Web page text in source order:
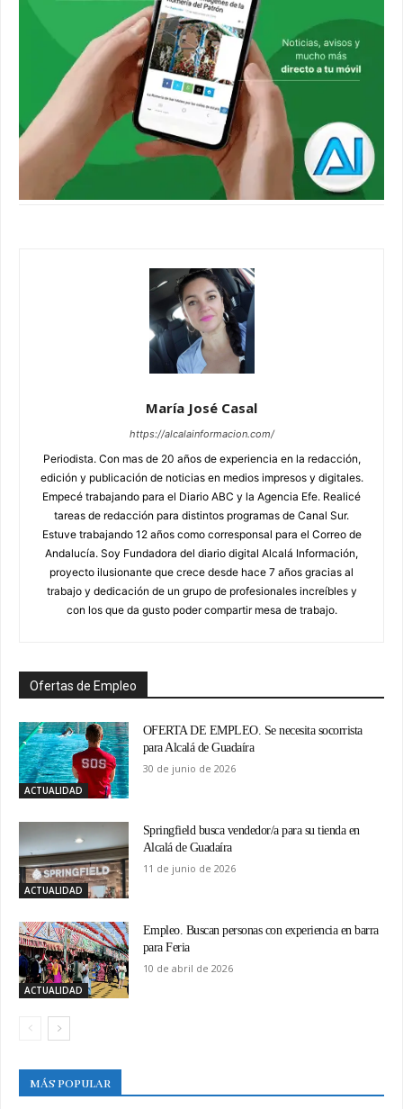
María José Casal
https://alcalainformacion.com/
Periodista. Con mas de 20 años de experiencia en la redacción,
edición y publicación de noticias en medios impresos y digitales.
Empecé trabajando para el Diario ABC y la Agencia Efe. Realicé
tareas de redacción para distintos programas de Canal Sur.
Estuve trabajando 12 años como corresponsal para el Correo de
Andalucía. Soy Fundadora del diario digital Alcalá Información,
proyecto ilusionante que crece desde hace 7 años gracias al
trabajo y dedicación de un grupo de profesionales increíbles y
con los que da gusto poder compartir mesa de trabajo.
Ofertas de Empleo
ACTUALIDAD
OFERTA DE EMPLEO. Se necesita socorrista
para Alcalá de Guadaíra
30 de junio de 2026
ACTUALIDAD
Springfield busca vendedor/a para su tienda en
Alcalá de Guadaíra
11 de junio de 2026
ACTUALIDAD
Empleo. Buscan personas con experiencia en barra
para Feria
10 de abril de 2026
MÁS POPULAR